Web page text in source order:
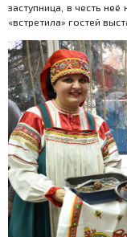
заступница, в честь
«встретила» гостей